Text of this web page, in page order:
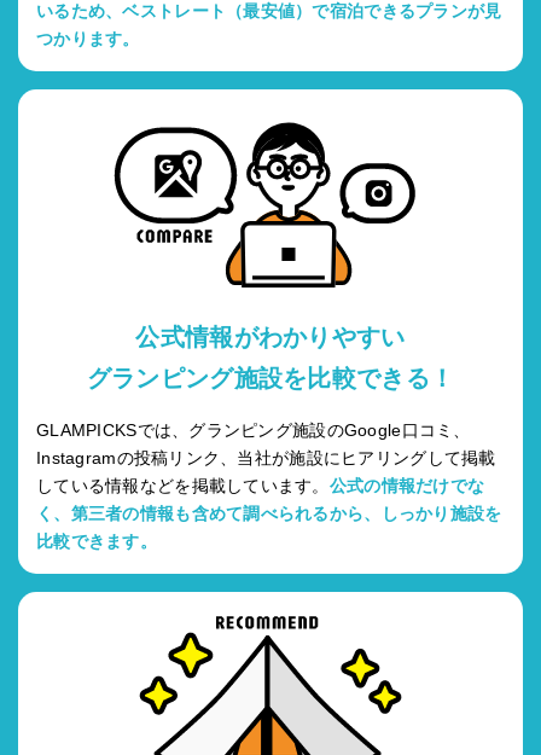
いるため、ベストレート（最安値）で宿泊できるプランが見
つかります。
公式情報がわかりやすい
グランピング施設を比較できる！
GLAMPICKSでは、グランピング施設のGoogle口コミ、
Instagramの投稿リンク、当社が施設にヒアリングして掲載
している情報などを掲載しています。 公式の情報だけでな
く、第三者の情報も含めて調べられるから、しっかり施設を
比較できます。